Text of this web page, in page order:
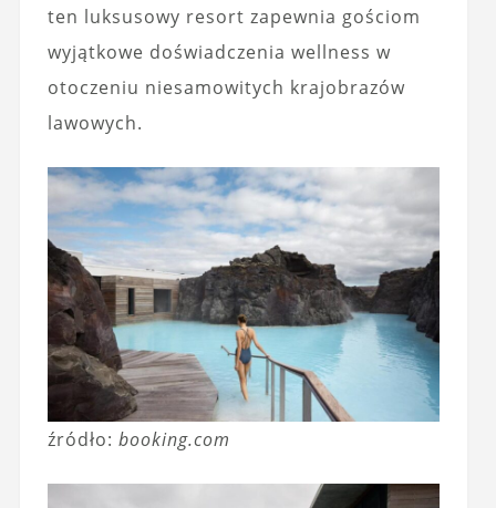
ten luksusowy resort zapewnia gościom
wyjątkowe doświadczenia wellness w
otoczeniu niesamowitych krajobrazów
lawowych.
źródło: booking.com